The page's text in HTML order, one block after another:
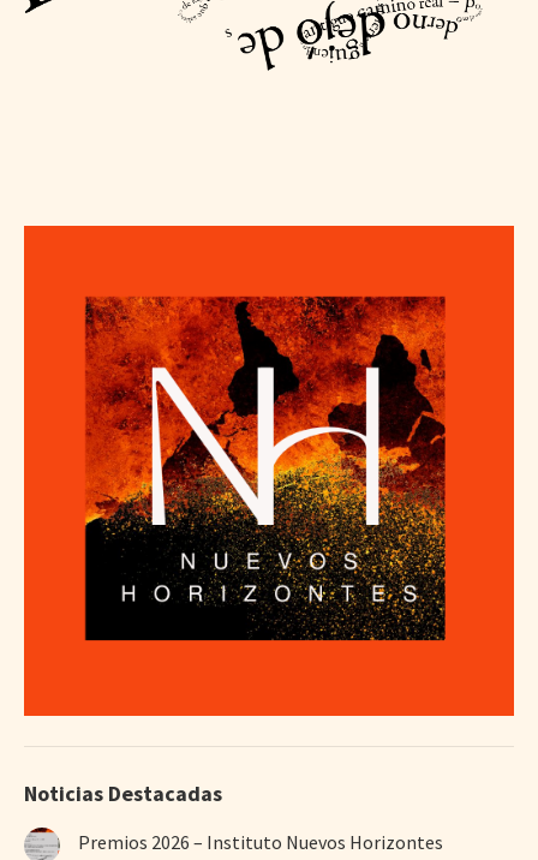
Noticias Destacadas
Premios 2026 – Instituto Nuevos Horizontes